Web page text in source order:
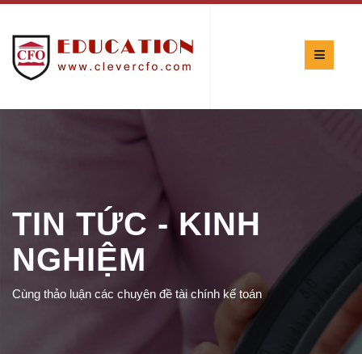
TIN TỨC - KINH
NGHIỆM
Cùng thảo luận các chuyên đề tài chính kế toán